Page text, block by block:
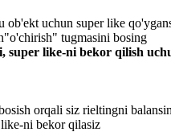
ob'ekt uchun super like
tugmasini bosing
super like-ni bekor qilish
orqali siz rieltingni
ni bekor qilasiz